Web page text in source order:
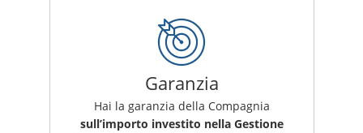
Garanzia
Hai la garanzia della Compagnia
sull’importo investito nella Gestione